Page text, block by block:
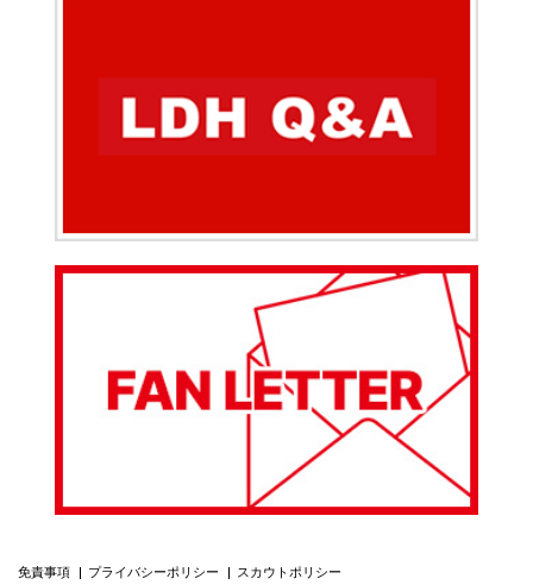
免責事項 プライバシーポリシー スカウトポリシー